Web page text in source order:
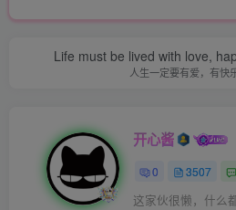
Life must be lived with love,
人生一定要有爱，有快
开心酱
0 3507
这家伙很懒，什么